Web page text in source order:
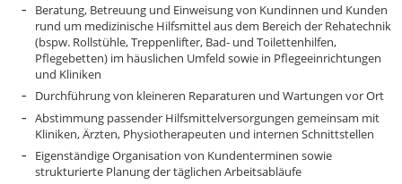
Beratung, Betreuung und Einweisung von Kundinnen und Kunden
rund um medizinische Hilfsmittel aus dem Bereich der Rehatechnik
(bspw. Rollstühle, Treppenlifter, Bad- und Toilettenhilfen,
Pflegebetten) im häuslichen Umfeld sowie in Pflegeeinrichtungen
und Kliniken
Durchführung von kleineren Reparaturen und Wartungen vor Ort
Abstimmung passender Hilfsmittelversorgungen gemeinsam mit
Kliniken, Ärzten, Physiotherapeuten und internen Schnittstellen
Eigenständige Organisation von Kundenterminen sowie
strukturierte Planung der täglichen Arbeitsabläufe
Karte anzeigen